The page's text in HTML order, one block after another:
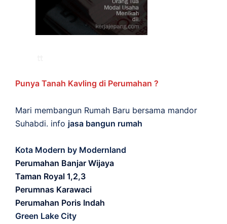
Punya Tanah Kavling di Perumahan ?
Mari membangun Rumah Baru bersama mandor
Suhabdi. info jasa bangun rumah
Kota Modern by Modernland
Perumahan Banjar Wijaya
Taman Royal 1,2,3
Perumnas Karawaci
Perumahan Poris Indah
Green Lake City